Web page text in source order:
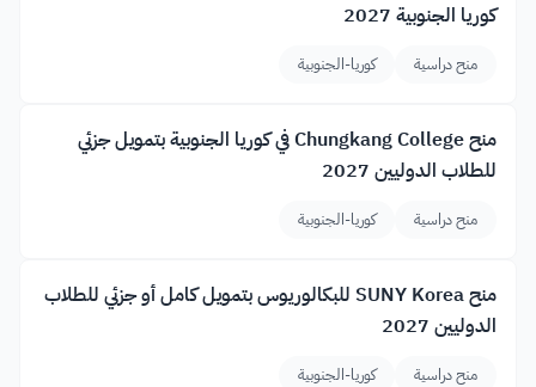
كوريا الجنوبية 2027
منح دراسية كوريا-الجنوبية
منح Chungkang College في كوريا الجنوبية بتمويل جزئي
للطلاب الدوليين 2027
منح دراسية كوريا-الجنوبية
منح SUNY Korea للبكالوريوس بتمويل كامل أو جزئي للطلاب
الدوليين 2027
منح دراسية كوريا-الجنوبية